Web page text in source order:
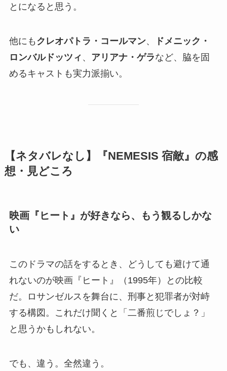
とになると思う。
他にも クレオパトラ・コールマン、
ドメニック・
ロンバルドッツィ 、 アリアナ・ゲラなど、脇を固
めるキャストも実力派揃い。
【ネタバレなし】『NEMESIS 宿敵』の感
想・見どころ
映画『ヒート』が好きなら、もう観るしかな
い
このドラマの話をするとき、どうしても避けて通
れないのが映画『ヒート』（1995年）との比較
だ。ロサンゼルスを舞台に、刑事と犯罪者が対峙
する構図。これだけ聞くと「二番煎じでしょ？」
と思うかもしれない。
でも、違う。全然違う。